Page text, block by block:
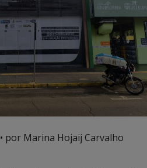
• por Marina Hojaij Carvalho